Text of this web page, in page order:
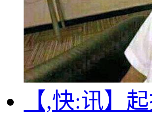
【,快:讯】